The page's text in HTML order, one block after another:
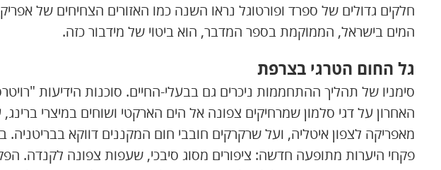
חלקים גדולים של ספרד ופורטוגל נראו השנה כמו האזורים הצחיחים של
המים בישראל, הממוקמת בספר המדבר, הוא ביטוי של מידבור כזה.
גל החום הטרגי בצרפת
סימניו של תהליך ההתחממות ניכרים גם בבעלי-החיים. סוכנות הידיעות
האחרון על דגי סלמון שמרחיקים צפונה אל הים הארקטי ושוחים במיצרי
מאפריקה לצפון איטליה, ועל שרקרקים חובבי חום המקננים דווקא בבריטניה.
פקחי היערות מתופעה חדשה: ציפורים מסוג סיבכי, שעפות צפונה לקנדה.